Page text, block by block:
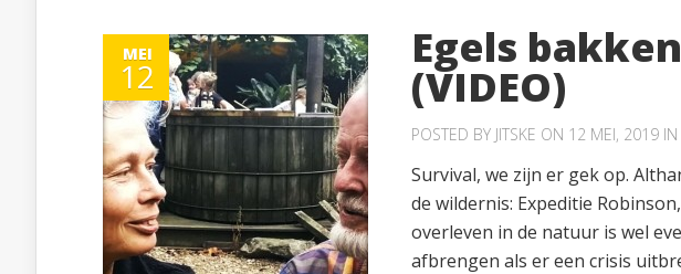
MEI
12
Egels
(VIDEO)
POSTED BY JITSKE ON 12 MEI, 2019 IN
Survival, we zijn er gek op.
de wildernis: Expeditie
overleven in de natuur is wel
afbrengen als er een crisis